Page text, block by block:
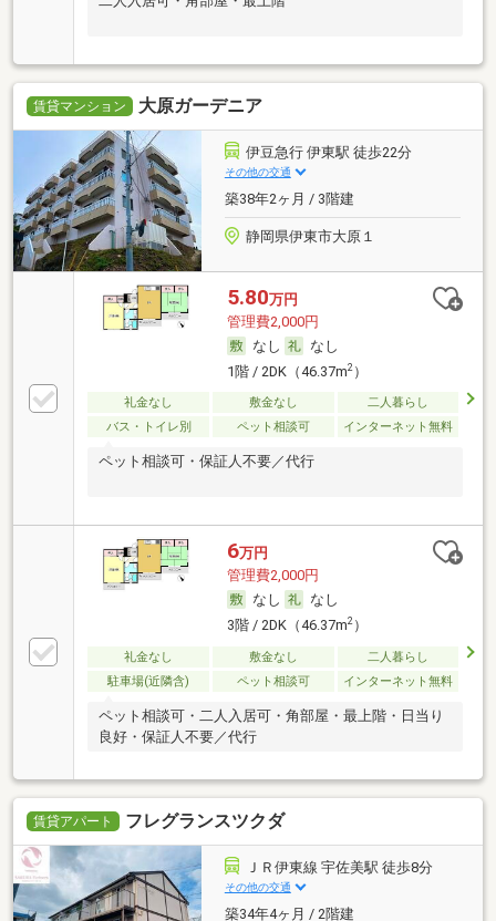
賃貸マンション 大原ガーデニア
伊豆急行 伊東駅 徒歩22分
その他の交通
築38年2ヶ月 / 3階建
静岡県伊東市大原１
5.80万円
管理費2,000円
なし
なし
1階 / 2DK（46.37m2）
礼金なし 敷金なし
二人暮らし
バス・トイレ別
ペット相談可 インターネット無料
ペット相談可・保証人不要／代行
6万円
管理費2,000円
なし
なし
3階 / 2DK（46.37m2）
礼金なし 敷金なし
二人暮らし
駐車場(近隣含)
ペット相談可 インターネット無料
ペット相談可・二人入居可・角部屋・最上階・日当り
良好・保証人不要／代行
賃貸アパート フレグランスツクダ
ＪＲ伊東線 宇佐美駅 徒歩8分
その他の交通
築34年4ヶ月 / 2階建